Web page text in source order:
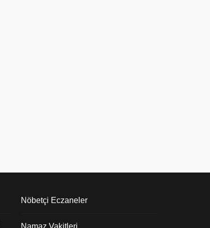
Nöbetçi Eczaneler
Namaz Vakitleri